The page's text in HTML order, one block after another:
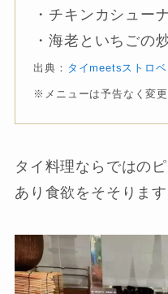
・チキンカシュー
・海老といちごの
出典： タイmeetsストロ
※メニューは予告なく変
タイ料理ならではの
あり食欲をそそります